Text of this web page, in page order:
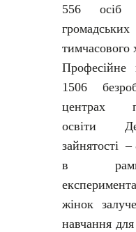
556 осіб
тимчасового
Професійне
1506
центрах
освіти
зайнятості
в
жінок
навчання